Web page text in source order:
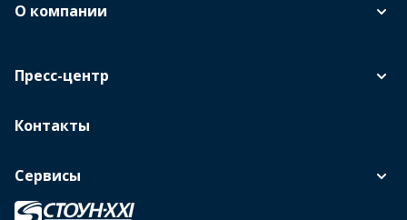
О компании
Пресс-центр
Контакты
Сервисы